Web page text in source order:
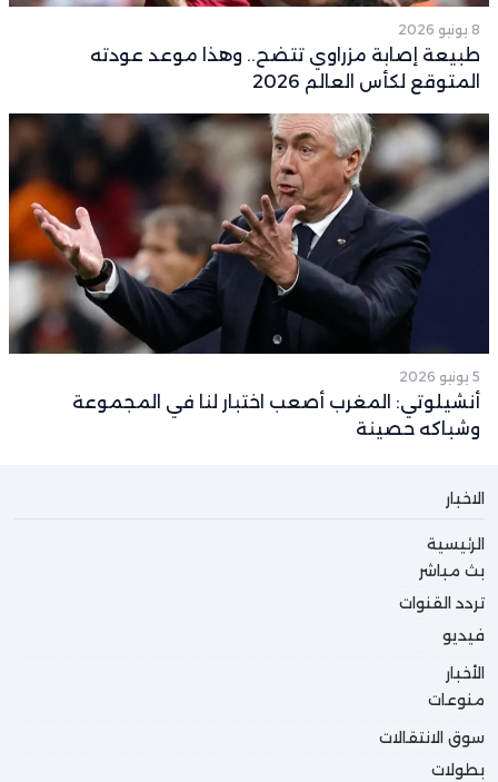
8 يونيو 2026
طبيعة إصابة مزراوي تتضح.. وهذا موعد عودته
المتوقع لكأس العالم 2026
5 يونيو 2026
أنشيلوتي: المغرب أصعب اختبار لنا في المجموعة
وشباكه حصينة
الاخبار
الرئيسية
بث مباشر
تردد القنوات
فيديو
الأخبار
منوعات
سوق الانتقالات
بطولات